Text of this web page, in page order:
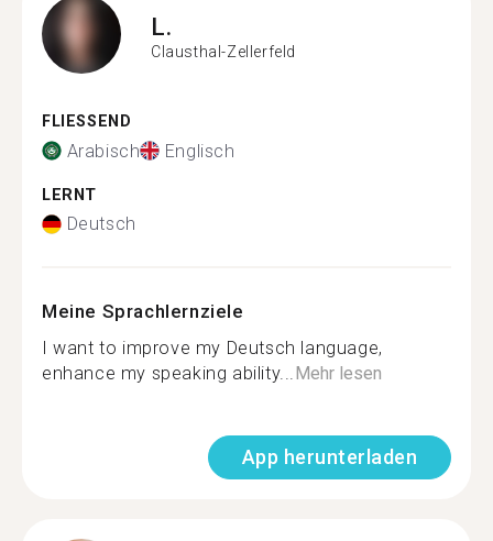
L.
Clausthal-Zellerfeld
FLIESSEND
Arabisch Englisch
LERNT
Deutsch
Meine Sprachlernziele
I want to improve my Deutsch language,
enhance my speaking ability...Mehr lesen
App herunterladen